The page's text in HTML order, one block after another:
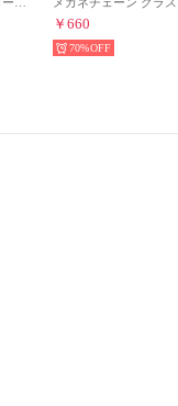
￥660
70%